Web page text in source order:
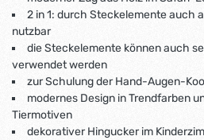
2 in 1: durch Steckelemente auch
nutzbar
die Steckelemente können auch
verwendet werden
zur Schulung der Hand-Augen-
modernes Design in Trendfarben
Tiermotiven
dekorativer Hingucker im